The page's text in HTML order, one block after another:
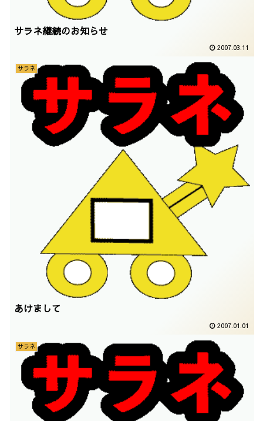
サラネ継続のお知らせ
2007.03.11
サラネ
あけまして
2007.01.01
サラネ